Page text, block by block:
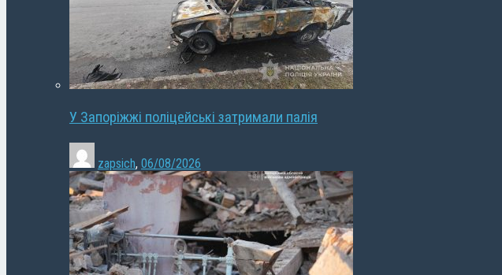
У Запоріжжі поліцейські затримали палія
zapsich, 06/08/2026